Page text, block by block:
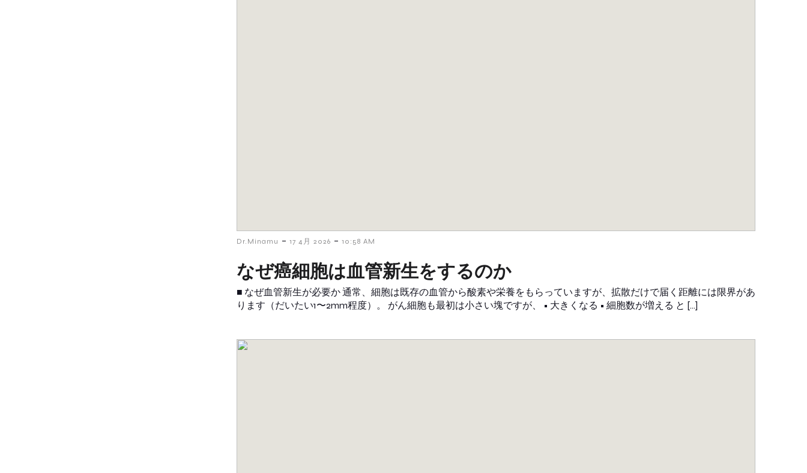
Dr.Minamu - 17 4月 2026 - 10:58 AM
なぜ癌細胞は血管新生をするのか
■ なぜ血管新生が必要か 通常、細胞は既存の血管から酸素や栄養をもらっていますが、拡散だけで届く距離には限界があ
ります（だいたい1〜2mm程度）。 がん細胞も最初は小さい塊ですが、 • 大きくなる • 細胞数が増える と […]